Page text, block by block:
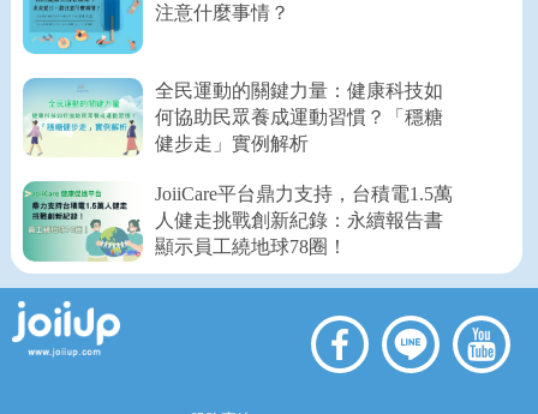
注意什麼事情？
全民運動的關鍵力量：健康科技如
何協助民眾養成運動習慣？「穩糖
健步走」實例解析
JoiiCare平台鼎力支持，台積電1.5萬
人健走挑戰創新紀錄：永續報告書
顯示員工繞地球78圈！